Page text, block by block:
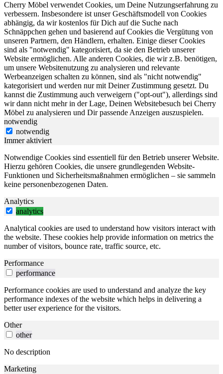
Cherry Möbel verwendet Cookies, um Deine Nutzungserfahrung zu
verbessern. Insbesondere ist unser Geschäftsmodell von Cookies
abhängig, da wir kostenlos für Dich auf die Suche nach
Schnäppchen gehen und basierend auf Cookies die Vergütung von
unseren Partnern, den Händlern, erhalten. Einige dieser Cookies
sind als "notwendig" kategorisiert, da sie den Betrieb unserer
Website ermöglichen. Alle anderen Cookies, die wir z.B. benötigen,
um unsere Websitenutzung zu analysieren und relevante
Werbeanzeigen schalten zu können, sind als "nicht notwendig"
kategorisiert und werden nur mit Deiner Zustimmung gesetzt. Du
kannst die Zustimmung auch verweigern ("opt-out"), allerdings sind
wir dann nicht mehr in der Lage, Deinen Websitebesuch bei Cherry
Möbel zu analysieren und Dir passende Anzeigen auszuspielen.
notwendig
notwendig
Immer aktiviert
Notwendige Cookies sind essentiell für den Betrieb unserer Website.
Hierzu gehören Cookies, die unsere grundlegenden Website-
Funktionen und Sicherheitsmaßnahmen ermöglichen – sie sammeln
keine personenbezogenen Daten.
Analytics
analytics
Analytical cookies are used to understand how visitors interact with
the website. These cookies help provide information on metrics the
number of visitors, bounce rate, traffic source, etc.
Performance
performance
Performance cookies are used to understand and analyze the key
performance indexes of the website which helps in delivering a
better user experience for the visitors.
Other
other
No description
Marketing